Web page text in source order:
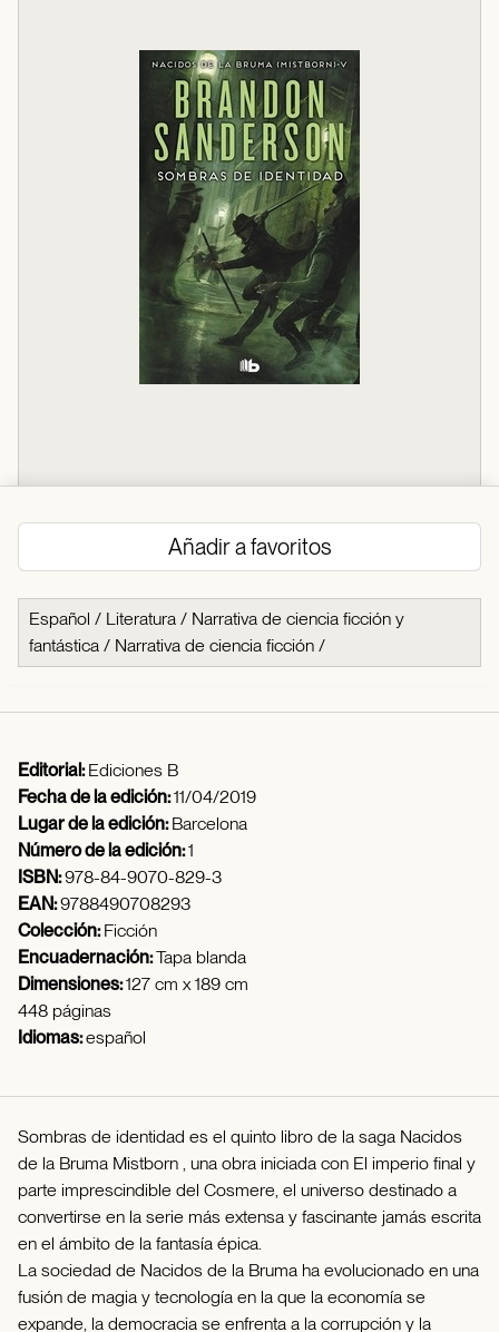
Añadir a favoritos
Español / Literatura / Narrativa de ciencia ficción y
fantástica / Narrativa de ciencia ficción /
Editorial:Ediciones B
Fecha de la edición:11/04/2019
Lugar de la edición:Barcelona
Número de la edición:1
ISBN:978-84-9070-829-3
EAN:9788490708293
Colección:Ficción
Encuadernación:Tapa blanda
Dimensiones:127 cm x 189 cm
448 páginas
Idiomas:español
Sombras de identidad es el quinto libro de la saga Nacidos
de la Bruma Mistborn , una obra iniciada con El imperio final y
parte imprescindible del Cosmere, el universo destinado a
convertirse en la serie más extensa y fascinante jamás escrita
en el ámbito de la fantasía épica.
La sociedad de Nacidos de la Bruma ha evolucionado en una
fusión de magia y tecnología en la que la economía se
expande, la democracia se enfrenta a la corrupción y la